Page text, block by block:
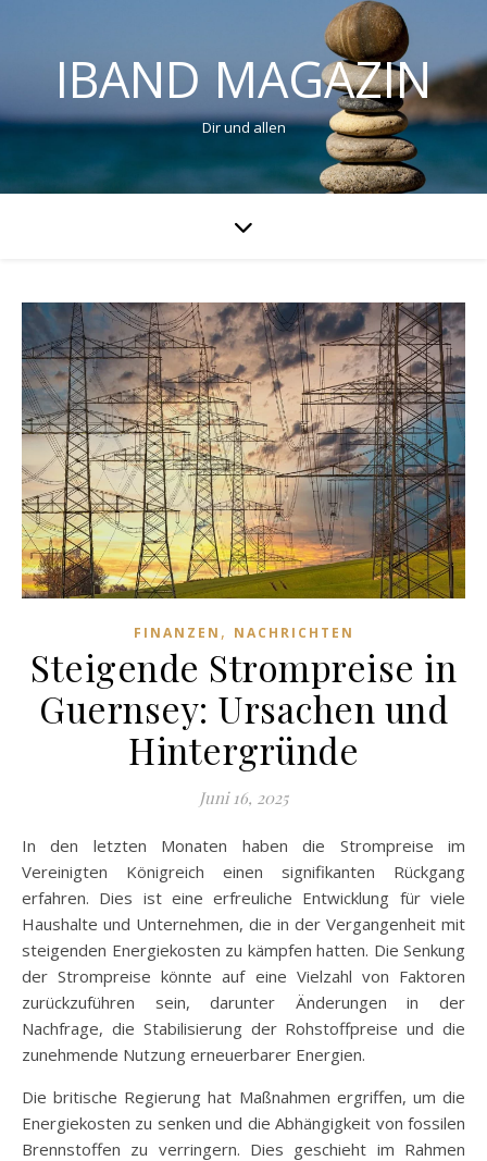
IBAND MAGAZIN
Dir und allen
FINANZEN , NACHRICHTEN
Steigende Strompreise in
Guernsey: Ursachen und
Hintergründe
Juni 16, 2025
In den letzten Monaten haben die Strompreise im
Vereinigten Königreich einen signifikanten Rückgang
erfahren. Dies ist eine erfreuliche Entwicklung für viele
Haushalte und Unternehmen, die in der Vergangenheit mit
steigenden Energiekosten zu kämpfen hatten. Die Senkung
der Strompreise könnte auf eine Vielzahl von Faktoren
zurückzuführen sein, darunter Änderungen in der
Nachfrage, die Stabilisierung der Rohstoffpreise und die
zunehmende Nutzung erneuerbarer Energien.
Die britische Regierung hat Maßnahmen ergriffen, um die
Energiekosten zu senken und die Abhängigkeit von fossilen
Brennstoffen zu verringern. Dies geschieht im Rahmen